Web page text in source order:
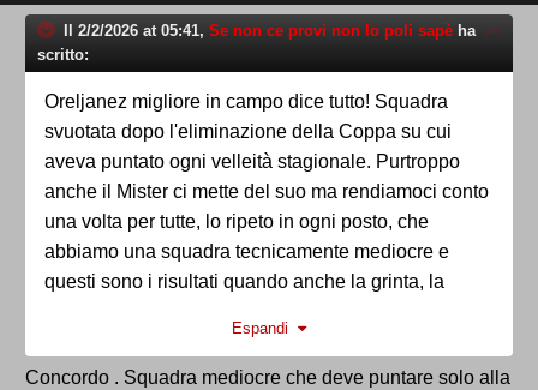
Il 2/2/2026 at 05:41, Se non ce provi non lo poli sapè ha
scritto:
Oreljanez migliore in campo dice tutto! Squadra
svuotata dopo l'eliminazione della Coppa su cui
aveva puntato ogni velleità stagionale. Purtroppo
anche il Mister ci mette del suo ma rendiamoci conto
una volta per tutte, lo ripeto in ogni posto, che
abbiamo una squadra tecnicamente mediocre e
questi sono i risultati quando anche la grinta, la
Espandi
Concordo . Squadra mediocre che deve puntare solo alla